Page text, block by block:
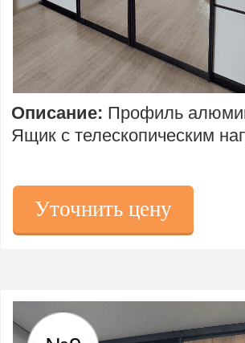
Описание: Профиль
Ящик с телескопическим
Уточнить цену